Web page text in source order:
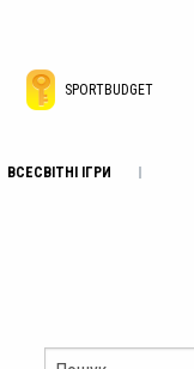
SPORTBUDGET
ВСЕСВІТНІ ІГРИ